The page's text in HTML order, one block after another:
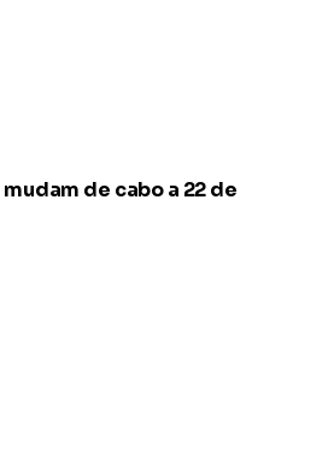
de cabo a 22 de